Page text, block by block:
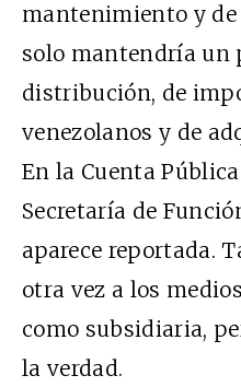
mantenimiento y de
solo mantendría un
distribución, de
venezolanos y de
En la Cuenta
Secretaría de
aparece reportada.
otra vez a los
como subsidiaria,
la verdad.